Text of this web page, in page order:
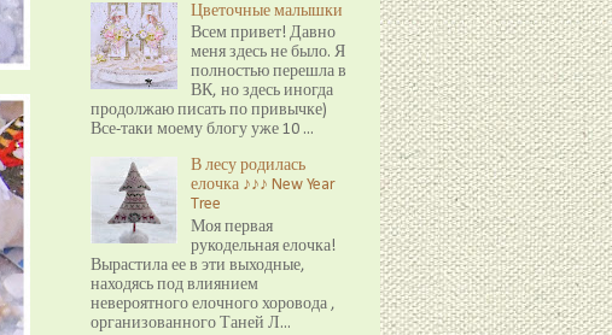
Цветочные малышки
Всем привет! Давно
меня здесь не было. Я
полностью перешла в
ВК, но здесь иногда
продолжаю писать по привычке)
Все-таки моему блогу уже 10 ...
В лесу родилась
елочка ♪♪♪ New Year
Tree
Моя первая
рукодельная елочка!
Вырастила ее в эти выходные,
находясь под влиянием
невероятного елочного хоровода ,
организованного Таней Л...